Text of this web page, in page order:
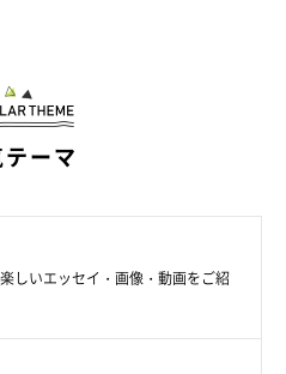
いい」
」
ーマ
しいエッセイ・画像・動画をご紹